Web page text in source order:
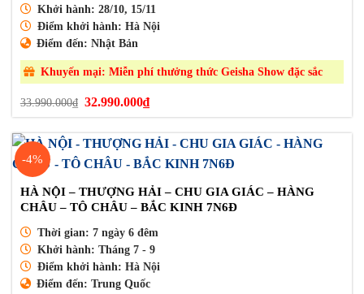
Khởi hành: 28/10, 15/11
Điểm khởi hành: Hà Nội
Điểm đến: Nhật Bản
Khuyến mại: Miễn phí thưởng thức Geisha Show đặc sắc
33.990.000₫
Giá
là:
33.990.000₫.
32.990.000₫Giá
hiện
tại
là:
32.990.000₫.
-4%
HÀ NỘI – THƯỢNG HẢI – CHU GIA GIÁC – HÀNG
CHÂU – TÔ CHÂU – BẮC KINH 7N6Đ
Thời gian: 7 ngày 6 đêm
Khởi hành: Tháng 7 - 9
Điểm khởi hành: Hà Nội
Điểm đến: Trung Quốc